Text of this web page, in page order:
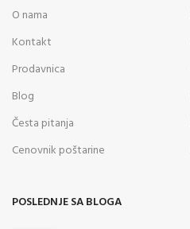
O nama
Kontakt
Prodavnica
Blog
Česta pitanja
Cenovnik poštarine
POSLEDNJE SA BLOGA